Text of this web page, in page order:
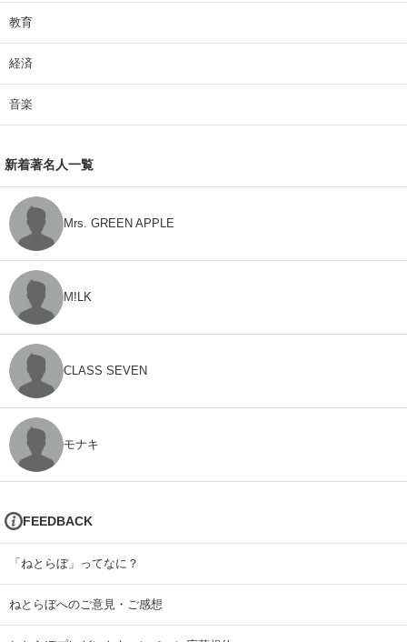
教育
経済
音楽
新着著名人一覧
Mrs. GREEN APPLE
M!LK
CLASS SEVEN
モナキ
FEEDBACK
「ねとらぼ」ってなに？
ねとらぼへのご意見・ご感想